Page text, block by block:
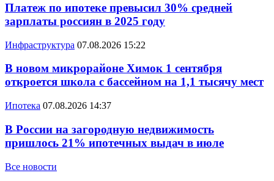
Платеж по ипотеке превысил 30% средней
зарплаты россиян в 2025 году
Инфраструктура 07.08.2026 15:22
В новом микрорайоне Химок 1 сентября
откроется школа с бассейном на 1,1 тысячу мест
Ипотека 07.08.2026 14:37
В России на загородную недвижимость
пришлось 21% ипотечных выдач в июле
Все новости